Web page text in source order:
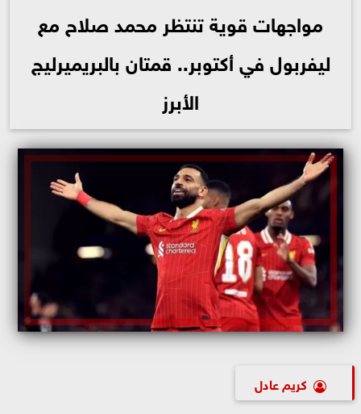
مواجهات قوية تنتظر محمد صلاح مع
ليفربول في أكتوبر.. قمتان بالبريميرليج
الأبرز
كريم عادل